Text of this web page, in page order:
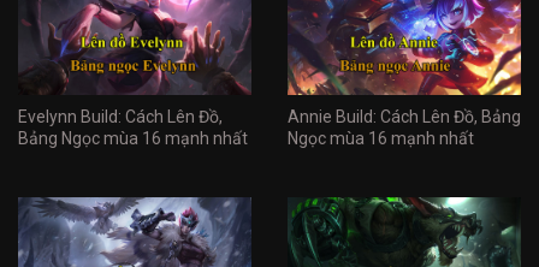
Evelynn Build: Cách Lên Đồ,
Bảng Ngọc mùa 16 mạnh nhất
Annie Build: Cách Lên Đồ, Bảng
Ngọc mùa 16 mạnh nhất